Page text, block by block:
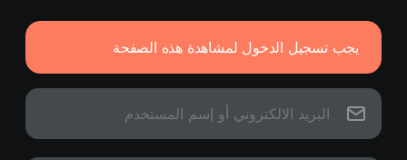
يجب تسجيل الدخول لمشاهدة هذه الصفحة